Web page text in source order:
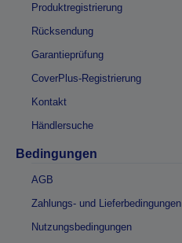
Produktregistrierung
Rücksendung
Garantieprüfung
CoverPlus-Registrierung
Kontakt
Händlersuche
Bedingungen
AGB
Zahlungs- und Lieferbedingungen
Nutzungsbedingungen